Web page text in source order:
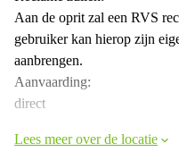
Aan de oprit zal een RVS
gebruiker kan hierop zijn
aanbrengen.
Aanvaarding:
direct
Lees meer over de locatie